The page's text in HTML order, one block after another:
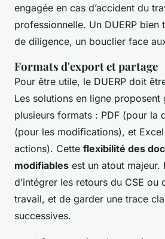
engagée en cas d’accident du
professionnelle. Un DUERP bien
de diligence, un bouclier face
Formats d'export et partage
Pour être utile, le DUERP doit
Les solutions en ligne proposent
plusieurs formats : PDF (pour la
(pour les modifications), et
actions). Cette flexibilité des
modifiables est un atout majeur.
d’intégrer les retours du CSE ou
travail, et de garder une trace
successives.